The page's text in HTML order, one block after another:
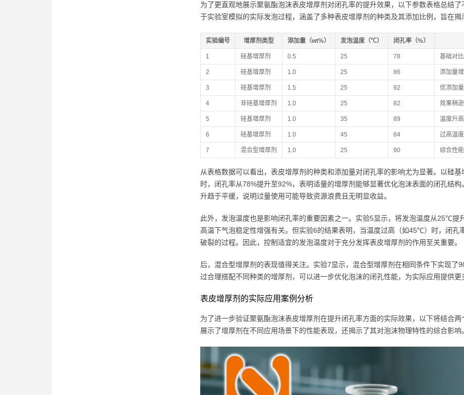
为了更直观地展示聚氨酯泡沫表皮增厚剂对闭孔率的提升效果，以下参数表格总结
于实验室模拟的实际发泡过程，涵盖了多种表皮增厚剂的种类及其添加比例，旨在揭
实验编号 增厚剂类型 添加量（wt%） 发泡温度（℃） 闭孔率（%）
1 硅基增厚剂 0.5 25 78 基础对
2 硅基增厚剂 1.0 25 86 添加量
3 硅基增厚剂 1.5 25 92 优添加
4 非硅基增厚剂 1.0 25 82 效果稍
5 硅基增厚剂 1.0 35 89 温度升
6 硅基增厚剂 1.0 45 84 过高温
7 混合型增厚剂 1.0 25 90 综合性
从表格数据可以看出，表皮增厚剂的种类和添加量对闭孔率的影响尤为显著。以硅
时，闭孔率从78%提升至92%，表明适量的增厚剂能够显著优化泡沫表面的闭孔结
升趋于平缓，说明过量使用可能导致资源浪费且无明显收益。
此外，发泡温度也是影响闭孔率的重要因素之一。实验5显示，将发泡温度从25℃
高温下气泡稳定性增强有关。但实验6的结果表明，当温度过高（如45℃）时，闭孔
破裂的过程。因此，控制适宜的发泡温度对于充分发挥表皮增厚剂的作用至关重要。
后，混合型增厚剂的表现值得关注。实验7显示，混合型增厚剂在相同条件下实现了
过合理搭配不同种类的增厚剂，可以进一步优化泡沫的闭孔性能，为实际应用提供更
表皮增厚剂的实际应用案例分析
为了进一步验证聚氨酯泡沫表皮增厚剂在提升闭孔率方面的实际效果，以下将结合
展示了增厚剂在不同应用场景下的性能表现，还揭示了其对泡沫物理特性的综合影响。